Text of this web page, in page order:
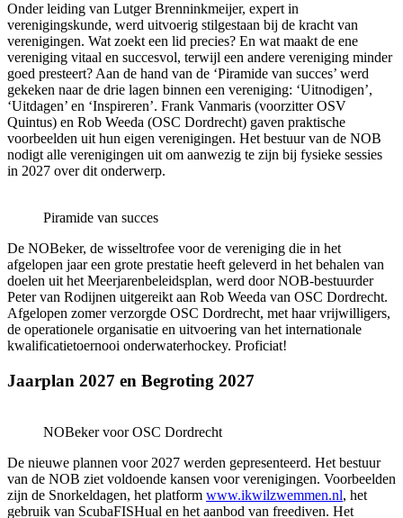
Onder leiding van Lutger Brenninkmeijer, expert in
verenigingskunde, werd uitvoerig stilgestaan bij de kracht van
verenigingen. Wat zoekt een lid precies? En wat maakt de ene
vereniging vitaal en succesvol, terwijl een andere vereniging minder
goed presteert? Aan de hand van de ‘Piramide van succes’ werd
gekeken naar de drie lagen binnen een vereniging: ‘Uitnodigen’,
‘Uitdagen’ en ‘Inspireren’. Frank Vanmaris (voorzitter OSV
Quintus) en Rob Weeda (OSC Dordrecht) gaven praktische
voorbeelden uit hun eigen verenigingen. Het bestuur van de NOB
nodigt alle verenigingen uit om aanwezig te zijn bij fysieke sessies
in 2027 over dit onderwerp.
Piramide van succes
De NOBeker, de wisseltrofee voor de vereniging die in het
afgelopen jaar een grote prestatie heeft geleverd in het behalen van
doelen uit het Meerjarenbeleidsplan, werd door NOB-bestuurder
Peter van Rodijnen uitgereikt aan Rob Weeda van OSC Dordrecht.
Afgelopen zomer verzorgde OSC Dordrecht, met haar vrijwilligers,
de operationele organisatie en uitvoering van het internationale
kwalificatietoernooi onderwaterhockey. Proficiat!
Jaarplan 2027 en Begroting 2027
NOBeker voor OSC Dordrecht
De nieuwe plannen voor 2027 werden gepresenteerd. Het bestuur
van de NOB ziet voldoende kansen voor verenigingen. Voorbeelden
zijn de Snorkeldagen, het platform www.ikwilzwemmen.nl, het
gebruik van ScubaFISHual en het aanbod van freediven. Het